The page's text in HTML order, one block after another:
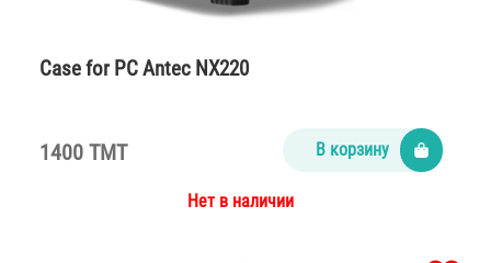
Case for PC Antec NX220
1400 TMT В корзину
Нет в наличии